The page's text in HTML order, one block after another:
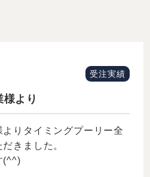
受注実績
より
りタイミングプーリー全
きました。
(^^)